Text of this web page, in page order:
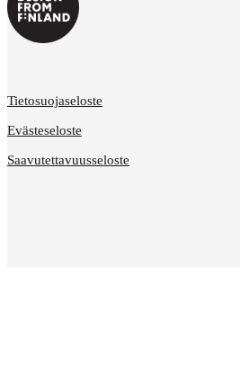
Tietosuojaseloste
Evästeseloste
Saavutettavuusseloste